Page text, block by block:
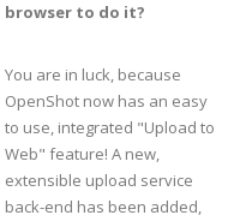
browser to do it?
You are in luck, because
OpenShot now has an easy
to use, integrated "Upload to
Web" feature! A new,
extensible upload service
back-end has been added,